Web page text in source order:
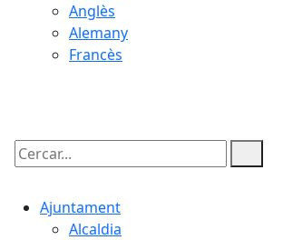
Anglès
Alemany
Francès
Cercar:
Ajuntament
Alcaldia